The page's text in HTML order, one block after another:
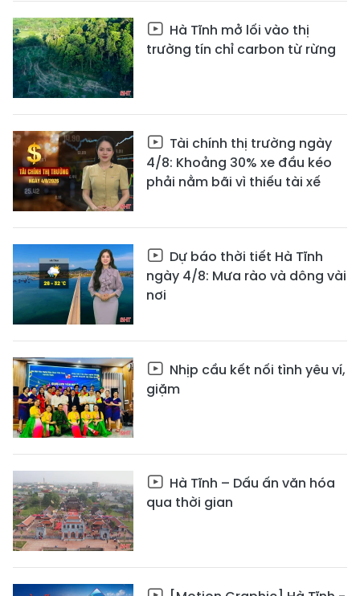
Hà Tĩnh mở lối vào thị
trường tín chỉ carbon từ rừng
Tài chính thị trường ngày
4/8: Khoảng 30% xe đầu kéo
phải nằm bãi vì thiếu tài xế
Dự báo thời tiết Hà Tĩnh
ngày 4/8: Mưa rào và dông vài
nơi
Nhịp cầu kết nối tình yêu ví,
giặm
Hà Tĩnh – Dấu ấn văn hóa
qua thời gian